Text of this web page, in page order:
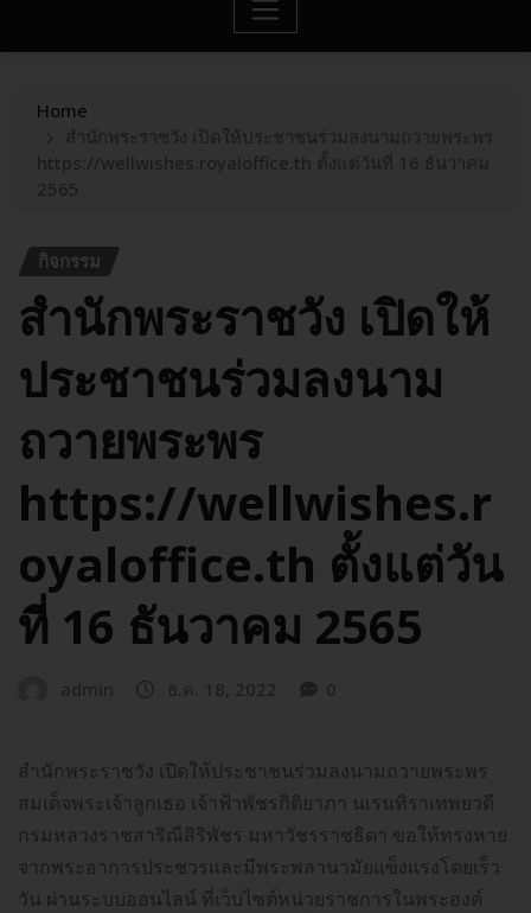
Home
สำนักพระราชวัง เปิดให้ประชาชนร่วมลงนามถวายพระพร
https://wellwishes.royaloffice.th ตั้งแต่วันที่ 16 ธันวาคม
2565
กิจกรรม
สำนักพระราชวัง เปิดให้
ประชาชนร่วมลงนาม
ถวายพระพร
https://wellwishes.r
oyaloffice.th ตั้งแต่วัน
ที่ 16 ธันวาคม 2565
สำนักพระราชวัง เปิดให้ประชาชนร่วมลงนามถวายพระพร
สมเด็จพระเจ้าลูกเธอ เจ้าฟ้าพัชรกิติยาภา นเรนทิราเทพยวดี
กรมหลวงราชสาริณีสิริพัชร มหาวัชรราชธิดา ขอให้ทรงหาย
จากพระอาการประชวรและมีพระพลานามัยแข็งแรงโดยเร็ว
วัน ผ่านระบบออนไลน์ ที่เว็บไซต์หน่วยราชการในพระองค์